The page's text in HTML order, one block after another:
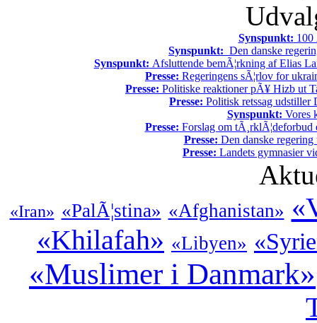
Synspunkt: 100
Synspunkt: Den danske
Synspunkt: Afsluttende bemÃ¦rkning af Elias
Presse: Regeringens sÃ¦rlov for
Presse: Politiske reaktioner pÃ¥ Hizb ut
Presse: Politisk retssag udstiller
Synspunkt: Vores
Presse: Forslag om tÃ¸rklÃ¦deforbud
Presse: Den danske
Presse: Landets gymnasier
«Iran» «PalÃ¦stina» «Afghanistan»
«Khilafah» «Libyen»
«Muslimer i Danmark»